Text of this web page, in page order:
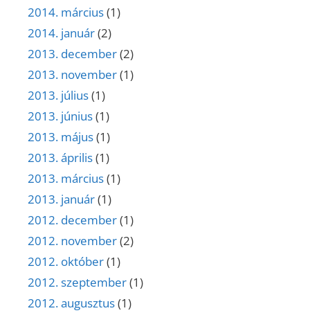
2014. március(1)
2014. január(2)
2013. december(2)
2013. november(1)
2013. július(1)
2013. június(1)
2013. május(1)
2013. április(1)
2013. március(1)
2013. január(1)
2012. december(1)
2012. november(2)
2012. október(1)
2012. szeptember(1)
2012. augusztus(1)